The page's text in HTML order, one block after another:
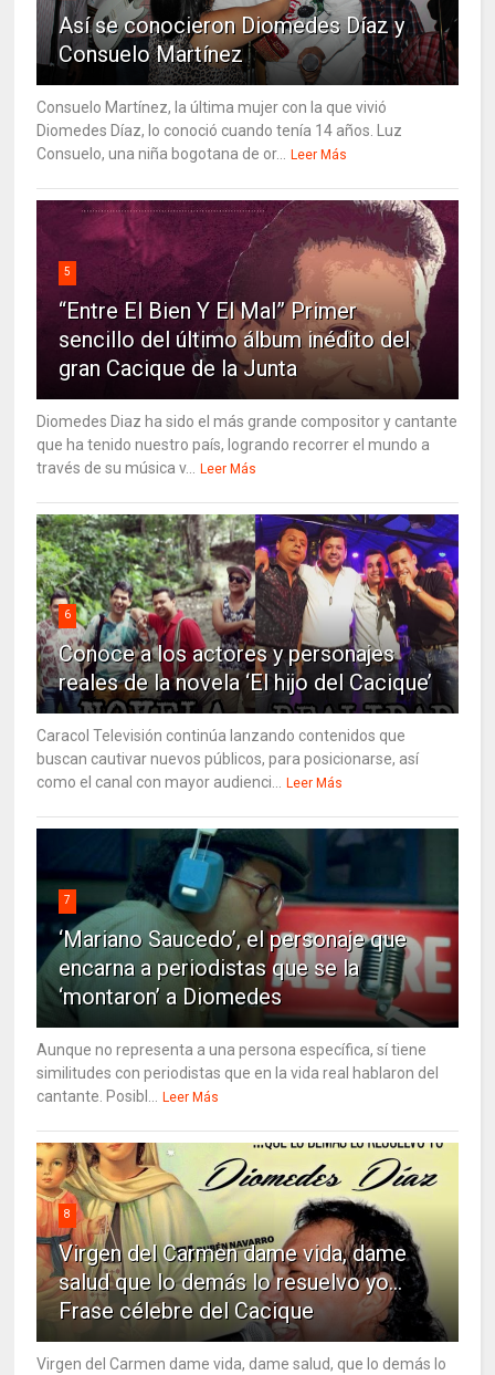
Así se conocieron Diomedes Díaz y
Consuelo Martínez
Consuelo Martínez, la última mujer con la que vivió
Diomedes Díaz, lo conoció cuando tenía 14 años. Luz
Consuelo, una niña bogotana de or...
Leer Más
5
“Entre El Bien Y El Mal” Primer
sencillo del último álbum inédito del
gran Cacique de la Junta
Diomedes Diaz ha sido el más grande compositor y cantante
que ha tenido nuestro país, logrando recorrer el mundo a
través de su música v...
Leer Más
6
Conoce a los actores y personajes
reales de la novela ‘El hijo del Cacique’
Caracol Televisión continúa lanzando contenidos que
buscan cautivar nuevos públicos, para posicionarse, así
como el canal con mayor audienci...
Leer Más
7
‘Mariano Saucedo’, el personaje que
encarna a periodistas que se la
‘montaron’ a Diomedes
Aunque no representa a una persona específica, sí tiene
similitudes con periodistas que en la vida real hablaron del
cantante. Posibl...
Leer Más
8
Virgen del Carmen dame vida, dame
salud que lo demás lo resuelvo yo…
Frase célebre del Cacique
Virgen del Carmen dame vida, dame salud, que lo demás lo